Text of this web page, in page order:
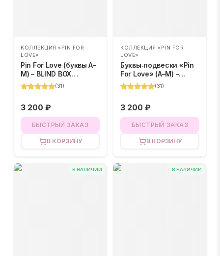
КОЛЛЕКЦИЯ «PIN FOR
LOVE»
Pin For Love (буквы A–
M) – BLIND BOX
(случайный цвет)
(31)
3 200 ₽
БЫСТРЫЙ ЗАКАЗ
В КОРЗИНУ
КОЛЛЕКЦИЯ «PIN FOR
LOVE»
Буквы‑подвески «Pin
For Love» (A–M) –
BLIND BOX(31)
3 200 ₽
БЫСТРЫЙ ЗАКАЗ
В КОРЗИНУ
В НАЛИЧИИ В НАЛИЧИИ